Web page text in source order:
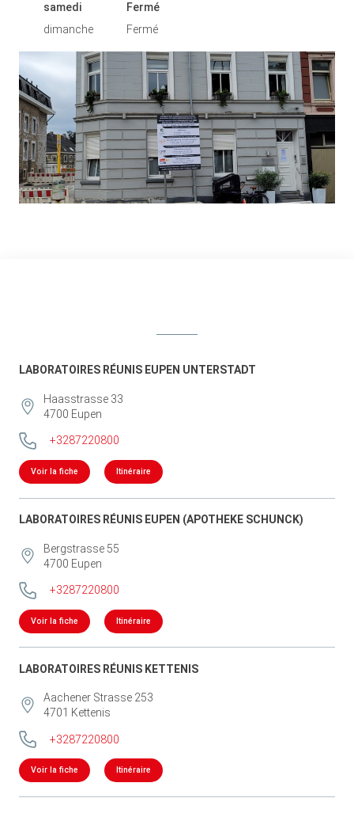
samedi
Fermé
dimanche
Fermé
LABORATOIRES RÉUNIS EUPEN UNTERSTADT
Haasstrasse 33
4700 Eupen
+3287220800
Voir la fiche Itinéraire
LABORATOIRES RÉUNIS EUPEN (APOTHEKE SCHUNCK)
Bergstrasse 55
4700 Eupen
+3287220800
Voir la fiche Itinéraire
LABORATOIRES RÉUNIS KETTENIS
Aachener Strasse 253
4701 Kettenis
+3287220800
Voir la fiche Itinéraire